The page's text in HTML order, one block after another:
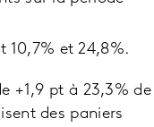
10,7% et 24,8%.
+1,9 pt à 23,3% de
des paniers